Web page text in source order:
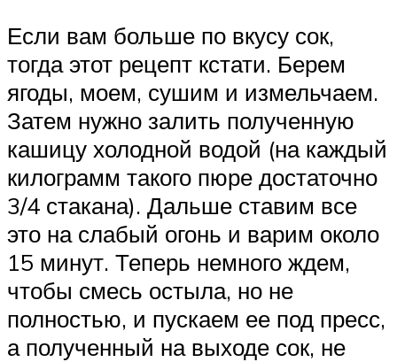
Если вам больше по вкусу сок,
тогда этот рецепт кстати. Берем
ягоды, моем, сушим и измельчаем.
Затем нужно залить полученную
кашицу холодной водой (на каждый
килограмм такого пюре достаточно
3/4 стакана). Дальше ставим все
это на слабый огонь и варим около
15 минут. Теперь немного ждем,
чтобы смесь остыла, но не
полностью, и пускаем ее под пресс,
а полученный на выходе сок, не